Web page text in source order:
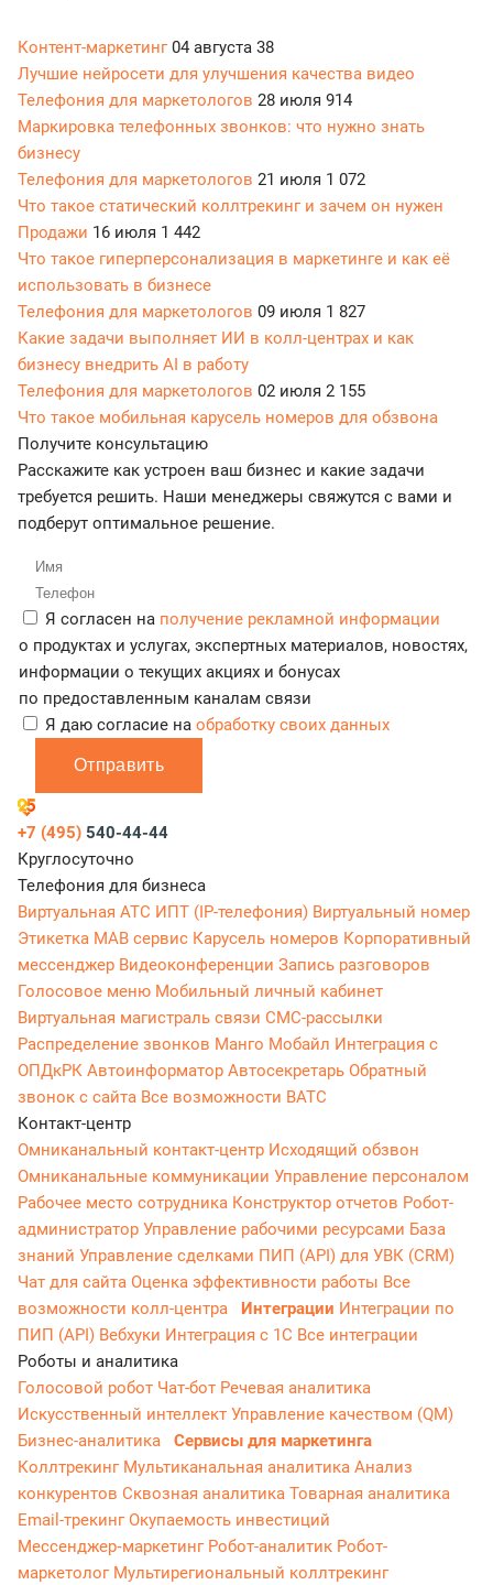
Контент-маркетинг04 августа 38
Лучшие нейросети для улучшения качества видео
Телефония для маркетологов 28 июля 914
Маркировка телефонных звонков: что нужно знать
бизнесу
Телефония для маркетологов 21 июля 1 072
Что такое статический коллтрекинг и зачем он нужен
Продажи 16 июля 1 442
Что такое гиперперсонализация в маркетинге и как её
использовать в бизнесе
Телефония для маркетологов 09 июля 1 827
Какие задачи выполняет ИИ в колл-центрах и как
бизнесу внедрить AI в работу
Телефония для маркетологов 02 июля 2 155
Что такое мобильная карусель номеров для обзвона
Получите консультацию
Расскажите как устроен ваш бизнес и какие задачи
требуется решить. Наши менеджеры свяжутся с вами и
подберут оптимальное решение.
Я согласен на получение рекламной информации
о продуктах и услугах, экспертных материалов, новостях,
информации о текущих акциях и бонусах
по предоставленным каналам связи
Я даю согласие на обработку своих данных
Отправить
+7 (495) 540-44-44
Круглосуточно
Телефония для бизнеса
Виртуальная АТС ИПТ (IP-телефония) Виртуальный номер
Этикетка МАВ сервис Карусель номеров Корпоративный
мессенджер Видеоконференции Запись разговоров
Голосовое меню Мобильный личный кабинет
Виртуальная магистраль связи СМС-рассылки
Распределение звонков Манго Мобайл Интеграция с
ОПДкРК Автоинформатор Автосекретарь Обратный
звонок с сайта Все возможности ВАТС
Контакт-центр
Омниканальный контакт-центр Исходящий обзвон
Омниканальные коммуникации Управление персоналом
Рабочее место сотрудника Конструктор отчетов Робот-
администратор Управление рабочими ресурсами База
знаний Управление сделками ПИП (API) для УВК (CRM)
Чат для сайта Оценка эффективности работы Все
возможности колл-центра
Интеграции Интеграции по
ПИП (API) Вебхуки Интеграция с 1С Все интеграции
Роботы и аналитика
Голосовой робот Чат-бот Речевая аналитика
Искусственный интеллект Управление качеством (QM)
Бизнес-аналитика
Сервисы для маркетинга
Коллтрекинг Мультиканальная аналитика Анализ
конкурентов Сквозная аналитика Товарная аналитика
Email-трекингОкупаемость инвестиций
Мессенджер‑маркетинг Робот-аналитик Робот-
маркетолог Мультирегиональный коллтрекинг